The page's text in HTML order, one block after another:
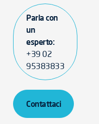
Parla con
un
esperto:
+39 02
95383833
Contattaci